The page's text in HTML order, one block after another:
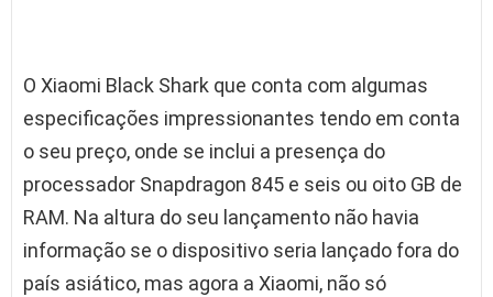
O Xiaomi Black Shark que conta com algumas
especificações impressionantes tendo em conta
o seu preço, onde se inclui a presença do
processador Snapdragon 845 e seis ou oito GB de
RAM. Na altura do seu lançamento não havia
informação se o dispositivo seria lançado fora do
país asiático, mas agora a Xiaomi, não só